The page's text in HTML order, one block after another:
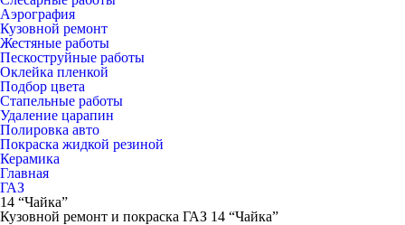
Аэрография
Кузовной ремонт
Жестяные работы
Пескоструйные работы
Оклейка пленкой
Подбор цвета
Стапельные работы
Удаление царапин
Полировка авто
Покраска жидкой резиной
Керамика
Главная
ГАЗ
14 “Чайка”
Кузовной ремонт и покраска ГАЗ 14 “Чайка”